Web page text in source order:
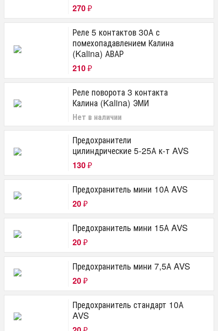
270 ₽
Реле 5 контактов 30А с
помехопадавлением Калина
(Kalina) АВАР
210 ₽
Реле поворота 3 контакта
Калина (Kalina) ЭМИ
Нет в наличии
Предохранители
цилиндрические 5-25А к-т AVS
130 ₽
Предохранитель мини 10А AVS
20 ₽
Предохранитель мини 15А AVS
20 ₽
Предохранитель мини 7,5А AVS
20 ₽
Предохранитель стандарт 10А
AVS